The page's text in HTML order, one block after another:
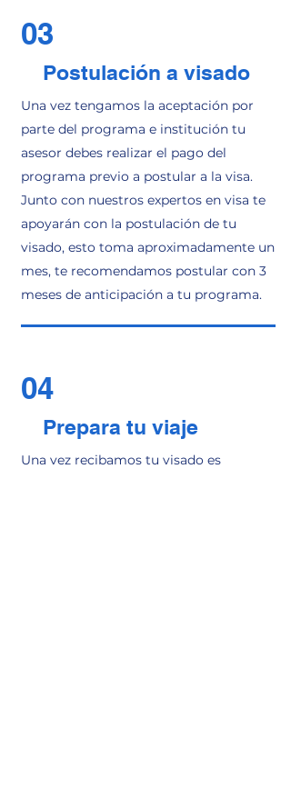
03
Postulación a visado
Una vez tengamos la aceptación por
parte del programa e institución tu
asesor debes realizar el pago del
programa previo a postular a la visa.
Junto con nuestros expertos en visa te
apoyarán con la postulación de tu
visado, esto toma aproximadamente un
mes, te recomendamos postular con 3
meses de anticipación a tu programa.
04
Prepara tu viaje
Una vez recibamos tu visado es